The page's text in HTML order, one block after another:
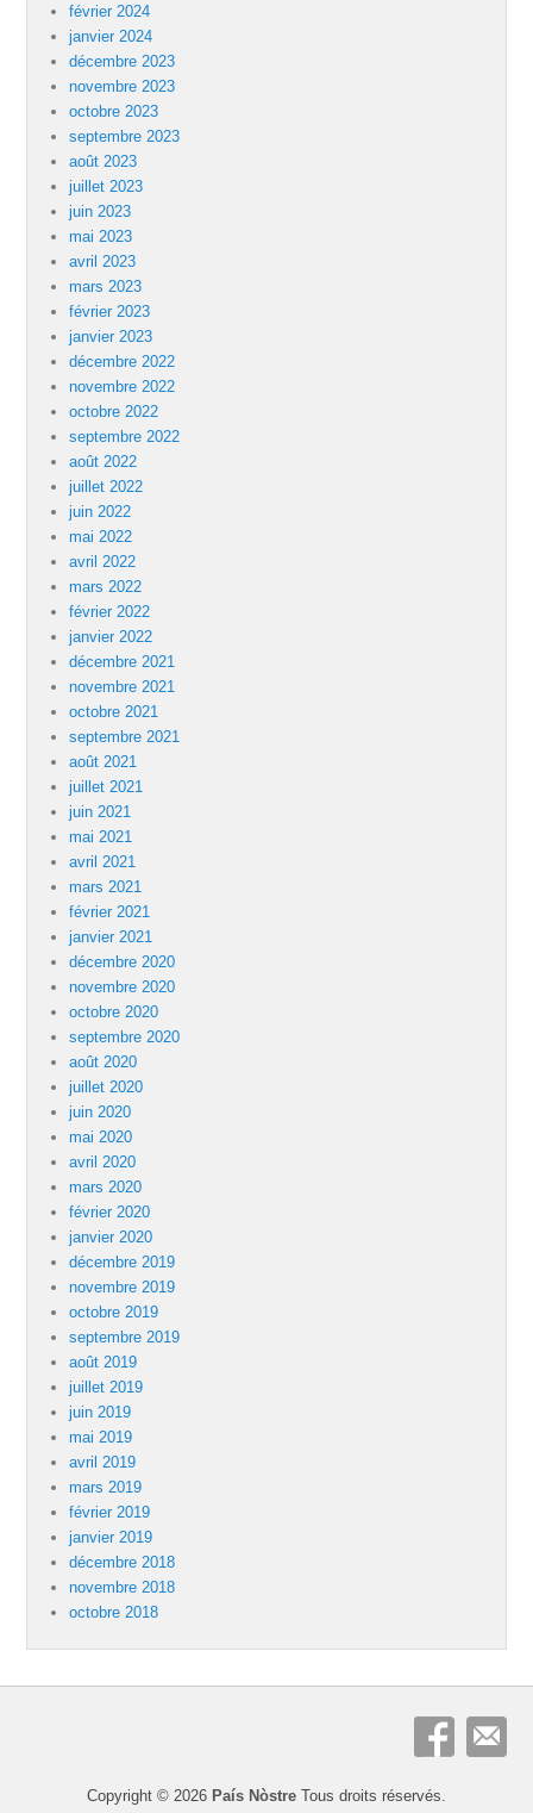
février 2024
janvier 2024
décembre 2023
novembre 2023
octobre 2023
septembre 2023
août 2023
juillet 2023
juin 2023
mai 2023
avril 2023
mars 2023
février 2023
janvier 2023
décembre 2022
novembre 2022
octobre 2022
septembre 2022
août 2022
juillet 2022
juin 2022
mai 2022
avril 2022
mars 2022
février 2022
janvier 2022
décembre 2021
novembre 2021
octobre 2021
septembre 2021
août 2021
juillet 2021
juin 2021
mai 2021
avril 2021
mars 2021
février 2021
janvier 2021
décembre 2020
novembre 2020
octobre 2020
septembre 2020
août 2020
juillet 2020
juin 2020
mai 2020
avril 2020
mars 2020
février 2020
janvier 2020
décembre 2019
novembre 2019
octobre 2019
septembre 2019
août 2019
juillet 2019
juin 2019
mai 2019
avril 2019
mars 2019
février 2019
janvier 2019
décembre 2018
novembre 2018
octobre 2018
Copyright © 2026 País Nòstre Tous droits réservés.